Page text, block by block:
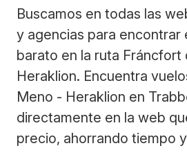
Buscamos en todas las
y agencias para encontrar
barato en la ruta Fráncfort
Heraklion. Encuentra
Meno - Heraklion en
directamente en la web
precio, ahorrando tiempo